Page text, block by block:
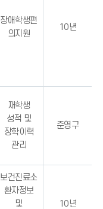
장애학생편
의지원
10년
재학생
성적 및
장학이력
관리
준영구
보건진료소
환자정보
및
10년